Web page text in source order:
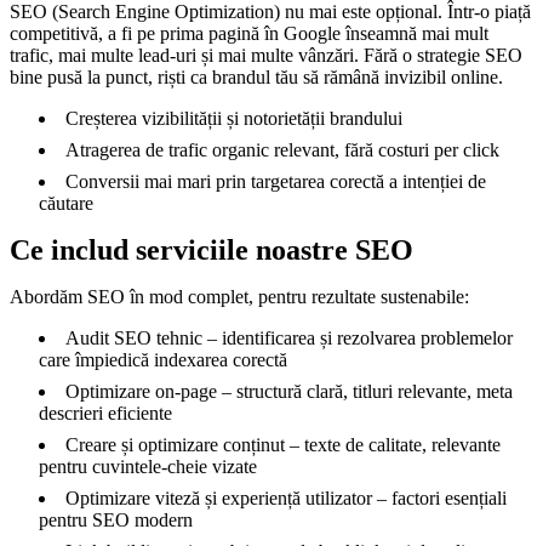
SEO (Search Engine Optimization) nu mai este opțional. Într-o piață
competitivă, a fi pe prima pagină în Google înseamnă mai mult
trafic, mai multe lead-uri și mai multe vânzări. Fără o strategie SEO
bine pusă la punct, riști ca brandul tău să rămână invizibil online.
Creșterea vizibilității și notorietății brandului
Atragerea de trafic organic relevant, fără costuri per click
Conversii mai mari prin targetarea corectă a intenției de
căutare
Ce includ serviciile noastre SEO
Abordăm SEO în mod complet, pentru rezultate sustenabile:
Audit SEO tehnic – identificarea și rezolvarea problemelor
care împiedică indexarea corectă
Optimizare on-page – structură clară, titluri relevante, meta
descrieri eficiente
Creare și optimizare conținut – texte de calitate, relevante
pentru cuvintele-cheie vizate
Optimizare viteză și experiență utilizator – factori esențiali
pentru SEO modern